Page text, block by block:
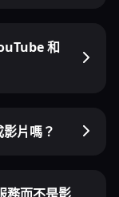
和
片嗎？